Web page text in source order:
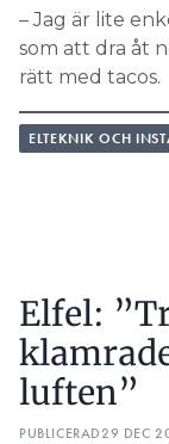
– Jag är lite
som att dra åt
rätt med tacos.
ELTEKNIK OCH
Elfel:
luften”
PUBLICERAD29 DEC